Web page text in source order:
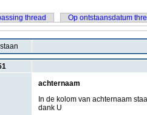
thread Op ontstaansdatum
achternaam
In de kolom van achternaam
dank U